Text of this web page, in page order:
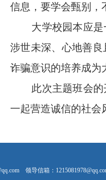
信息，要学会甄别，
大学校园本应是一
涉世未深、心地善
诈骗意识的培养成为
此次主题班会的开
一起营造诚信的社会
领导信箱：